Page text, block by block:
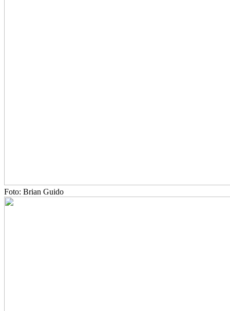
Foto: Brian Guido